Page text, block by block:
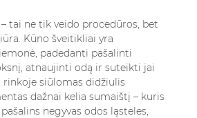
tai ne tik veido procedūros, bet
Kūno šveitikliai yra
padedanti pašalinti
atnaujinti odą ir suteikti jai
rinkoje siūlomas didžiulis
dažnai kelia sumaištį – kuris
negyvas odos ląsteles,